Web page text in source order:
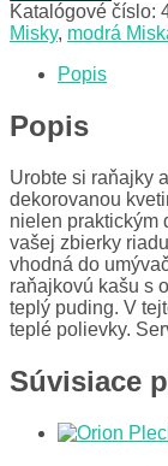
Katalógové číslo:
Misky, modrá
Popis
Popis
Urobte si raňajky
dekorovanou
nielen praktickým
vašej zbierky
vhodná do
raňajkovú kašu s
teplý puding. V
teplé polievky.
Súvisiace